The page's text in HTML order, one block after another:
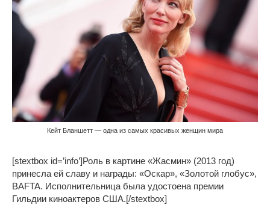
Кейт Бланшетт — одна из самых красивых женщин мира
[stextbox id=’info’]Роль в картине «Жасмин» (2013 год)
принесла ей славу и награды: «Оскар», «Золотой глобус»,
BAFTA. Исполнительница была удостоена премии
Гильдии киноактеров США.[/stextbox]